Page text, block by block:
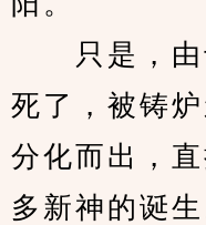
只是，由
死了，被铸
分化而出，
多新神的诞生